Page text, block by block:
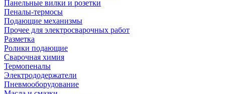
Панельные вилки и розетки
Пеналы-термосы
Подающие механизмы
Прочее для электросварочных работ
Разметка
Ролики подающие
Сварочная химия
Термопеналы
Электрододержатели
Пневмооборудование